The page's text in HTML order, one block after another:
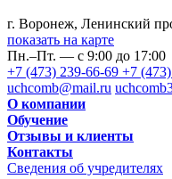
г. Воронеж, Ленинский
показать на карте
Пн.–Пт. — с 9:00 до 17:00
+7 (473) 239-66-69 +7
uchcomb@mail.ru
О компании
Обучение
Отзывы и клиенты
Контакты
Сведения об учредителях